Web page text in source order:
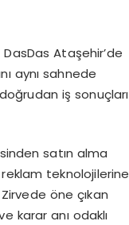
DasDas Ataşehir’de
aynı sahnede
iş sonuçları
satın alma
teknolojilerine
öne çıkan
karar anı odaklı